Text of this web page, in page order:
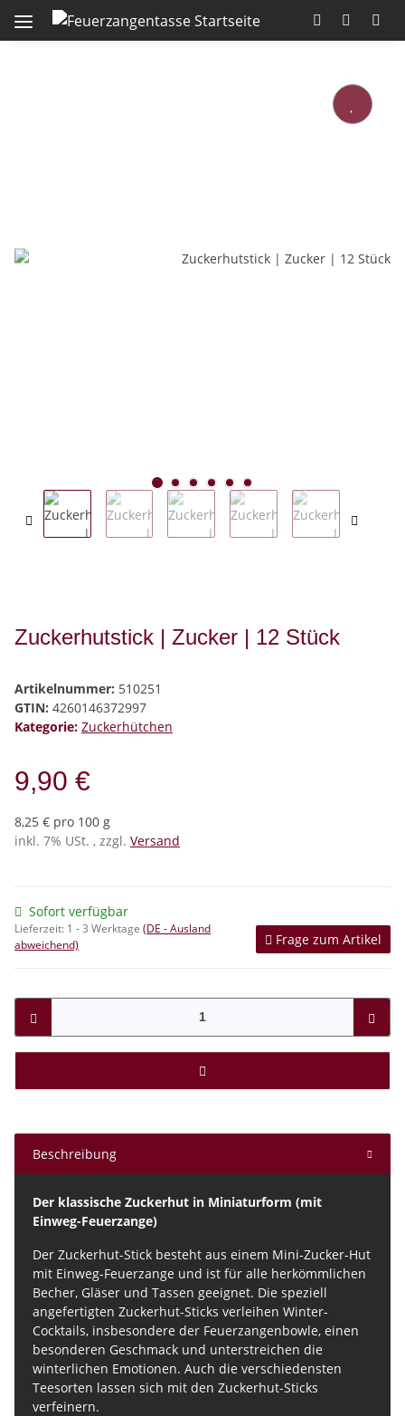
Zuckerhutstick | Zucker | 12 Stück
Artikelnummer: 510251
GTIN: 4260146372997
Kategorie: Zuckerhütchen
9,90 €
8,25 € pro 100 g
inkl. 7% USt. , zzgl. Versand
Sofort verfügbar
Lieferzeit: 1 - 3 Werktage (DE - Ausland
abweichend)
Frage zum Artikel
Beschreibung
Der klassische Zuckerhut in Miniaturform (mit
Einweg-Feuerzange)
Der Zuckerhut-Stick besteht aus einem Mini-Zucker-Hut
mit Einweg-Feuerzange und ist für alle herkömmlichen
Becher, Gläser und Tassen geeignet. Die speziell
angefertigten Zuckerhut-Sticks verleihen Winter-
Cocktails, insbesondere der Feuerzangenbowle, einen
besonderen Geschmack und unterstreichen die
winterlichen Emotionen. Auch die verschiedensten
Teesorten lassen sich mit den Zuckerhut-Sticks
verfeinern.